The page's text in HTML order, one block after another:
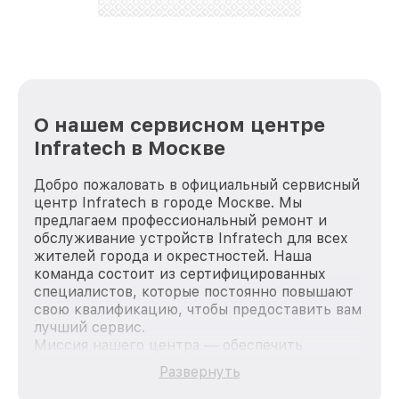
О нашем сервисном центре
Infratech в Москве
Добро пожаловать в официальный сервисный
центр Infratech в городе Москве. Мы
предлагаем профессиональный ремонт и
обслуживание устройств Infratech для всех
жителей города и окрестностей. Наша
команда состоит из сертифицированных
специалистов, которые постоянно повышают
свою квалификацию, чтобы предоставить вам
лучший сервис.
Миссия нашего центра — обеспечить
качественный и доступный ремонт для
каждого пользователя продукции Infratech,
Развернуть